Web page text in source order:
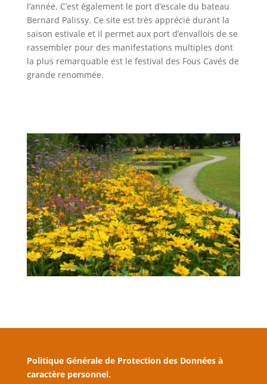
l’année. C’est également le port d’escale du bateau
Bernard Palissy. Ce site est très apprécié durant la
saison estivale et il permet aux port d’envallois de se
rassembler pour des manifestations multiples dont
la plus remarquable est le festival des Fous Cavés de
grande renommée.
Politique Générale de Protection des Données à
caractère personnel.